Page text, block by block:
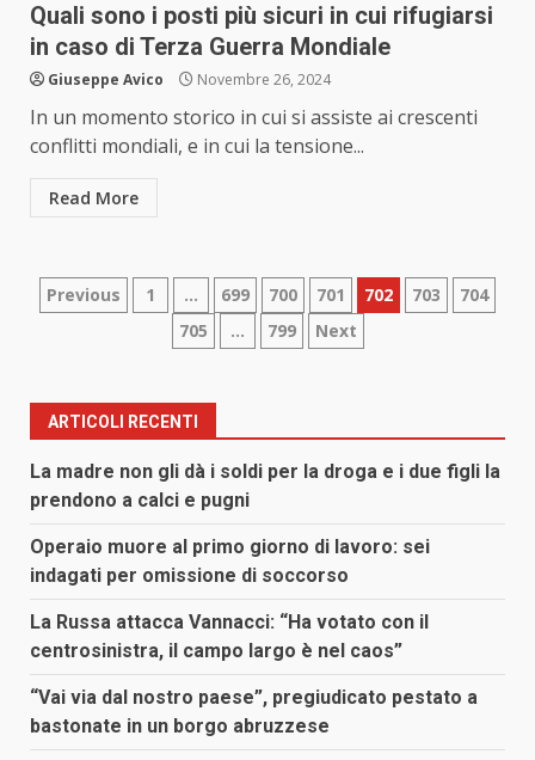
Quali sono i posti più sicuri in cui rifugiarsi
in caso di Terza Guerra Mondiale
Giuseppe Avico Novembre 26, 2024
In un momento storico in cui si assiste ai crescenti
conflitti mondiali, e in cui la tensione...
Read More
Paginazione
articoli
Previous 1 … 699 700 701 702 703
704
705
… 799 Next
ARTICOLI RECENTI
La madre non gli dà i soldi per la droga e i due figli la
prendono a calci e pugni
Operaio muore al primo giorno di lavoro: sei
indagati per omissione di soccorso
La Russa attacca Vannacci: “Ha votato con il
centrosinistra, il campo largo è nel caos”
“Vai via dal nostro paese”, pregiudicato pestato a
bastonate in un borgo abruzzese